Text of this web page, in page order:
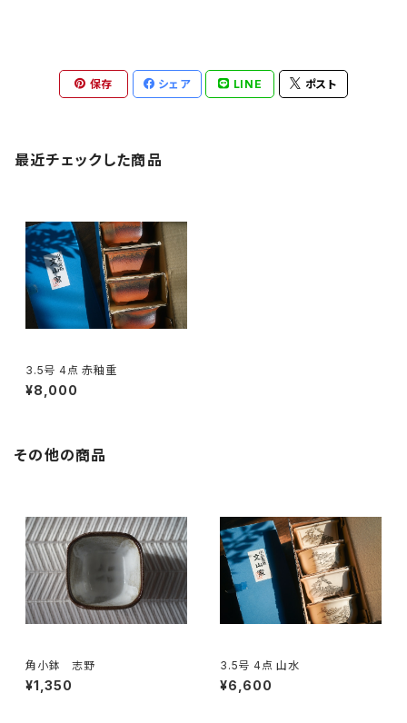
保存 シェア LINE ポスト
最近チェックした商品
3.5号 4点 赤釉重
¥8,000
その他の商品
角小鉢 志野
¥1,350
3.5号 4点 山水
¥6,600